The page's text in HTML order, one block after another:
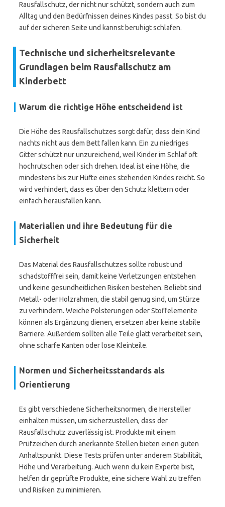
Rausfallschutz, der nicht nur schützt, sondern auch zum
Alltag und den Bedürfnissen deines Kindes passt. So bist du
auf der sicheren Seite und kannst beruhigt schlafen.
Technische und sicherheitsrelevante
Grundlagen beim Rausfallschutz am
Kinderbett
Warum die richtige Höhe entscheidend ist
Die Höhe des Rausfallschutzes sorgt dafür, dass dein Kind
nachts nicht aus dem Bett fallen kann. Ein zu niedriges
Gitter schützt nur unzureichend, weil Kinder im Schlaf oft
hochrutschen oder sich drehen. Ideal ist eine Höhe, die
mindestens bis zur Hüfte eines stehenden Kindes reicht. So
wird verhindert, dass es über den Schutz klettern oder
einfach herausfallen kann.
Materialien und ihre Bedeutung für die
Sicherheit
Das Material des Rausfallschutzes sollte robust und
schadstofffrei sein, damit keine Verletzungen entstehen
und keine gesundheitlichen Risiken bestehen. Beliebt sind
Metall- oder Holzrahmen, die stabil genug sind, um Stürze
zu verhindern. Weiche Polsterungen oder Stoffelemente
können als Ergänzung dienen, ersetzen aber keine stabile
Barriere. Außerdem sollten alle Teile glatt verarbeitet sein,
ohne scharfe Kanten oder lose Kleinteile.
Normen und Sicherheitsstandards als
Orientierung
Es gibt verschiedene Sicherheitsnormen, die Hersteller
einhalten müssen, um sicherzustellen, dass der
Rausfallschutz zuverlässig ist. Produkte mit einem
Prüfzeichen durch anerkannte Stellen bieten einen guten
Anhaltspunkt. Diese Tests prüfen unter anderem Stabilität,
Höhe und Verarbeitung. Auch wenn du kein Experte bist,
helfen dir geprüfte Produkte, eine sichere Wahl zu treffen
und Risiken zu minimieren.